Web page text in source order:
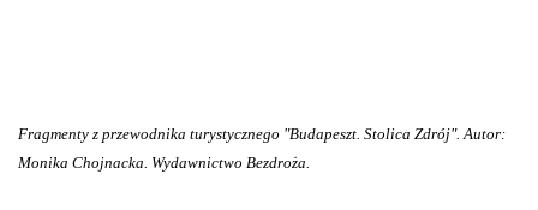
Fragmenty z przewodnika turystycznego "Budapeszt. Stolica Zdrój". Autor:
Monika Chojnacka. Wydawnictwo Bezdroża.